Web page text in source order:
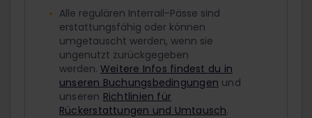
Alle regulären Interrail-Pässe sind
erstattungsfähig oder können
umgetauscht werden, wenn sie
ungenutzt zurückgegeben
werden. Weitere Infos findest du in
unseren Buchungsbedingungen und
unseren Richtlinien für
Rückerstattungen und Umtausch.